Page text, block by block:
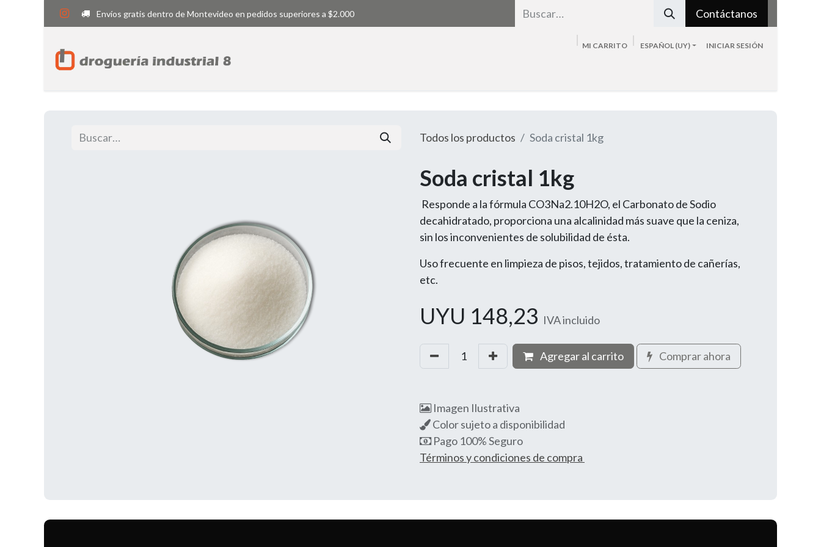
Envíos gratis dentro de Montevideo en pedidos superiores a $2.000 Contáctanos
MI CARRITO ESPAÑOL (UY) INICIAR SESIÓN
Todos los productos Soda cristal 1kg
Soda cristal 1kg
Responde a la fórmula CO3Na2.10H2O, el Carbonato de Sodio
decahidratado, proporciona una alcalinidad más suave que la ceniza,
sin los inconvenientes de solubilidad de ésta.
Uso frecuente en limpieza de pisos, tejidos, tratamiento de cañerías,
etc.
UYU 148,23 IVA incluido
Agregar al carrito Comprar ahora
Imagen Ilustrativa
Color sujeto a disponibilidad
Pago 100% Seguro
Términos y condiciones de compra